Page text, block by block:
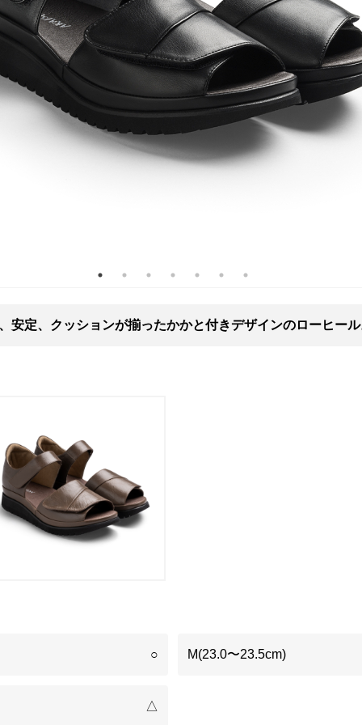
安定、クッションが揃ったかかと付きデザインのローヒー
○ M(23.0〜23.5cm)
△